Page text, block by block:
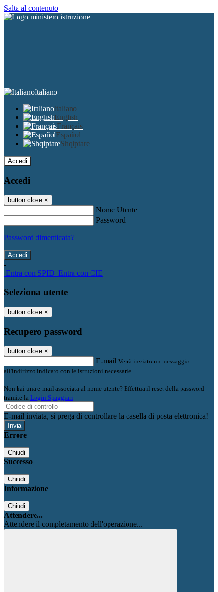
Salta al contenuto
Italiano
Italiano
English
Français
Español
Shqiptare
Accedi
Accedi
button close ×
Nome Utente
Password
Password dimenticata?
-
Entra con SPID Entra con CIE
Seleziona utente
button close ×
Recupero password
button close ×
E-mail Verrà inviato un messaggio
all'indirizzo indicato con le istruzioni necessarie.
Non hai una e-mail associata al nome utente? Effettua il reset della password
tramite la Login Spaggiari
E-mail inviata, si prega di controllare la casella di posta elettronica!
Errore
Chiudi
Successo
Chiudi
Informazione
Chiudi
Attendere...
Attendere il completamento dell'operazione...